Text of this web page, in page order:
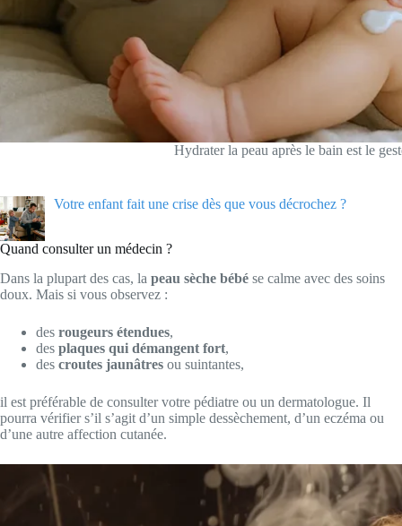
Hydrater la peau après le bain est le
Votre enfant fait une crise dès que vous décrochez ?
Quand consulter un médecin ?
Dans la plupart des cas, la peau sèche bébé se calme avec des soins
doux. Mais si vous observez :
des rougeurs étendues,
des plaques qui démangent fort,
des croutes jaunâtres ou suintantes,
il est préférable de consulter votre pédiatre ou un dermatologue. Il
pourra vérifier s’il s’agit d’un simple dessèchement, d’un eczéma ou
d’une autre affection cutanée.